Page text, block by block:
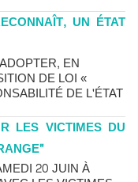
UN ÉTAT
EN
DE LOI «
DE L'ÉTAT
LES VICTIMES DU
20 JUIN À